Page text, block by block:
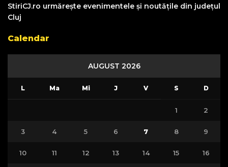
StiriCJ.ro urmărește evenimentele și noutățile din județul
Cluj
Calendar
AUGUST 2026
L Ma Mi J V S D
1 2
3 4 5 6 7 8 9
10 11 12 13 14 15 16